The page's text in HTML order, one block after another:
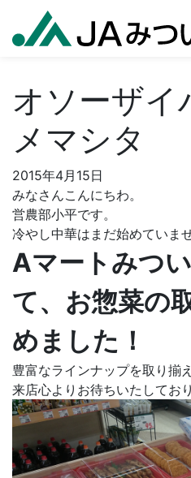
オソーザイ
メマシタ
2015年4月15日
みなさんこんにちわ。
営農部小平です。
冷やし中華はまだ始めていませ
Aマートみつ
て、お惣菜の
めました！
豊富なラインナップを取り揃
来店心よりお待ちいたしてお